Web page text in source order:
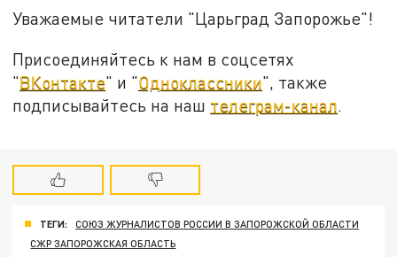
Уважаемые читатели "Царьград Запорожье"!
Присоединяйтесь к нам в соцсетях
"ВКонтакте" и "Одноклассники", также
подписывайтесь на наш телеграм-канал
ТЕГИ:
СОЮЗ ЖУРНАЛИСТОВ РОССИИ В ЗАПОРОЖСКОЙ ОБЛАСТИ
СЖР ЗАПОРОЖСКАЯ ОБЛАСТЬ